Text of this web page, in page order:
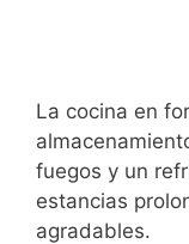
La cocina en
fuegos y un
estancias
agradables.